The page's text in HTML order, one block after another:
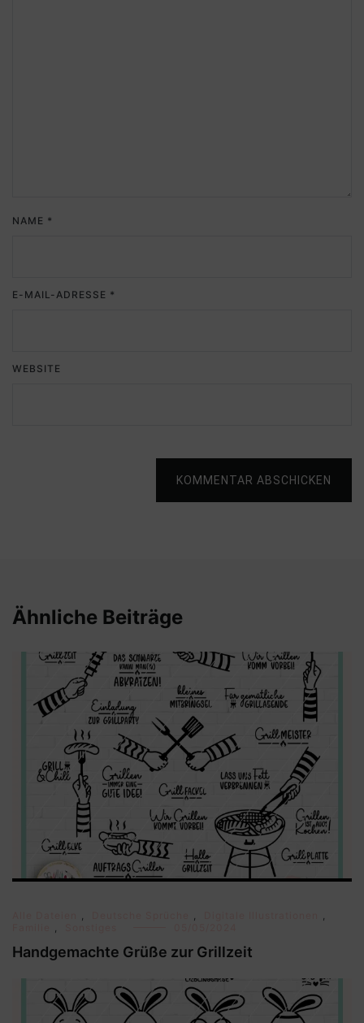
NAME *
E-MAIL-ADRESSE *
WEBSITE
KOMMENTAR ABSCHICKEN
Ähnliche Beiträge
, ,
,
,
Handgemachte Grüße zur Grillzeit